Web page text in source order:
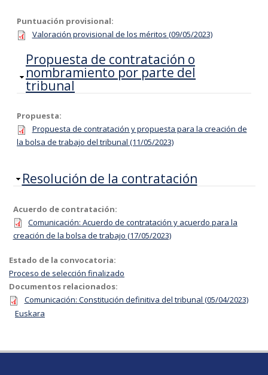
Puntuación provisional:
Valoración provisional de los méritos (09/05/2023)
Ocultar
Propuesta de contratación o
nombramiento por parte del
tribunal
Propuesta:
Propuesta de contratación y propuesta para la creación de
la bolsa de trabajo del tribunal (11/05/2023)
Ocultar
Resolución de la contratación
Acuerdo de contratación:
Comunicación: Acuerdo de contratación y acuerdo para la
creación de la bolsa de trabajo (17/05/2023)
Estado de la convocatoria:
Proceso de selección finalizado
Documentos relacionados:
Comunicación: Constitución definitiva del tribunal (05/04/2023)
Euskara